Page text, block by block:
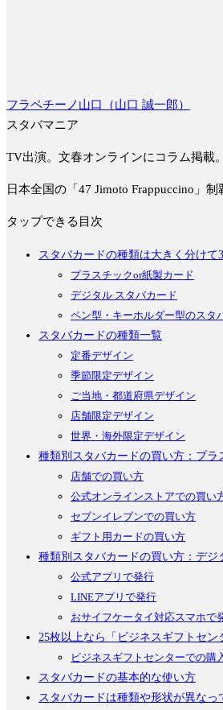
フラペチーノ山口（山口 誠一郎）
スタバマニア
TV出演。文春オンラインにコラム掲載。
日本全国の「47 Jimoto Frappuccino」制
タップできる目次
スタバカードの種類は大きく分けて
プラスチックor紙製カード
デジタル スタバカード
ペン型・キーホルダー型のスタ
スタバカードの種類一覧
定番デザイン
季節限定デザイン
ご当地・都道府県デザイン
店舗限定デザイン
世界・海外限定デザイン
種類別スタバカードの買い方：プラ
店舗での買い方
公式オンラインストアでの買い
セブンイレブンでの買い方
ギフト用カードの買い方
種類別スタバカードの買い方：デジ
公式アプリで発行
LINEアプリで発行
おサイフケータイ対応スマホで
25枚以上なら「ビジネスギフトセン
ビジネスギフトセンターでの購
スタバカードの基本的な使い方
スタバカードは種類や形状が異なっ